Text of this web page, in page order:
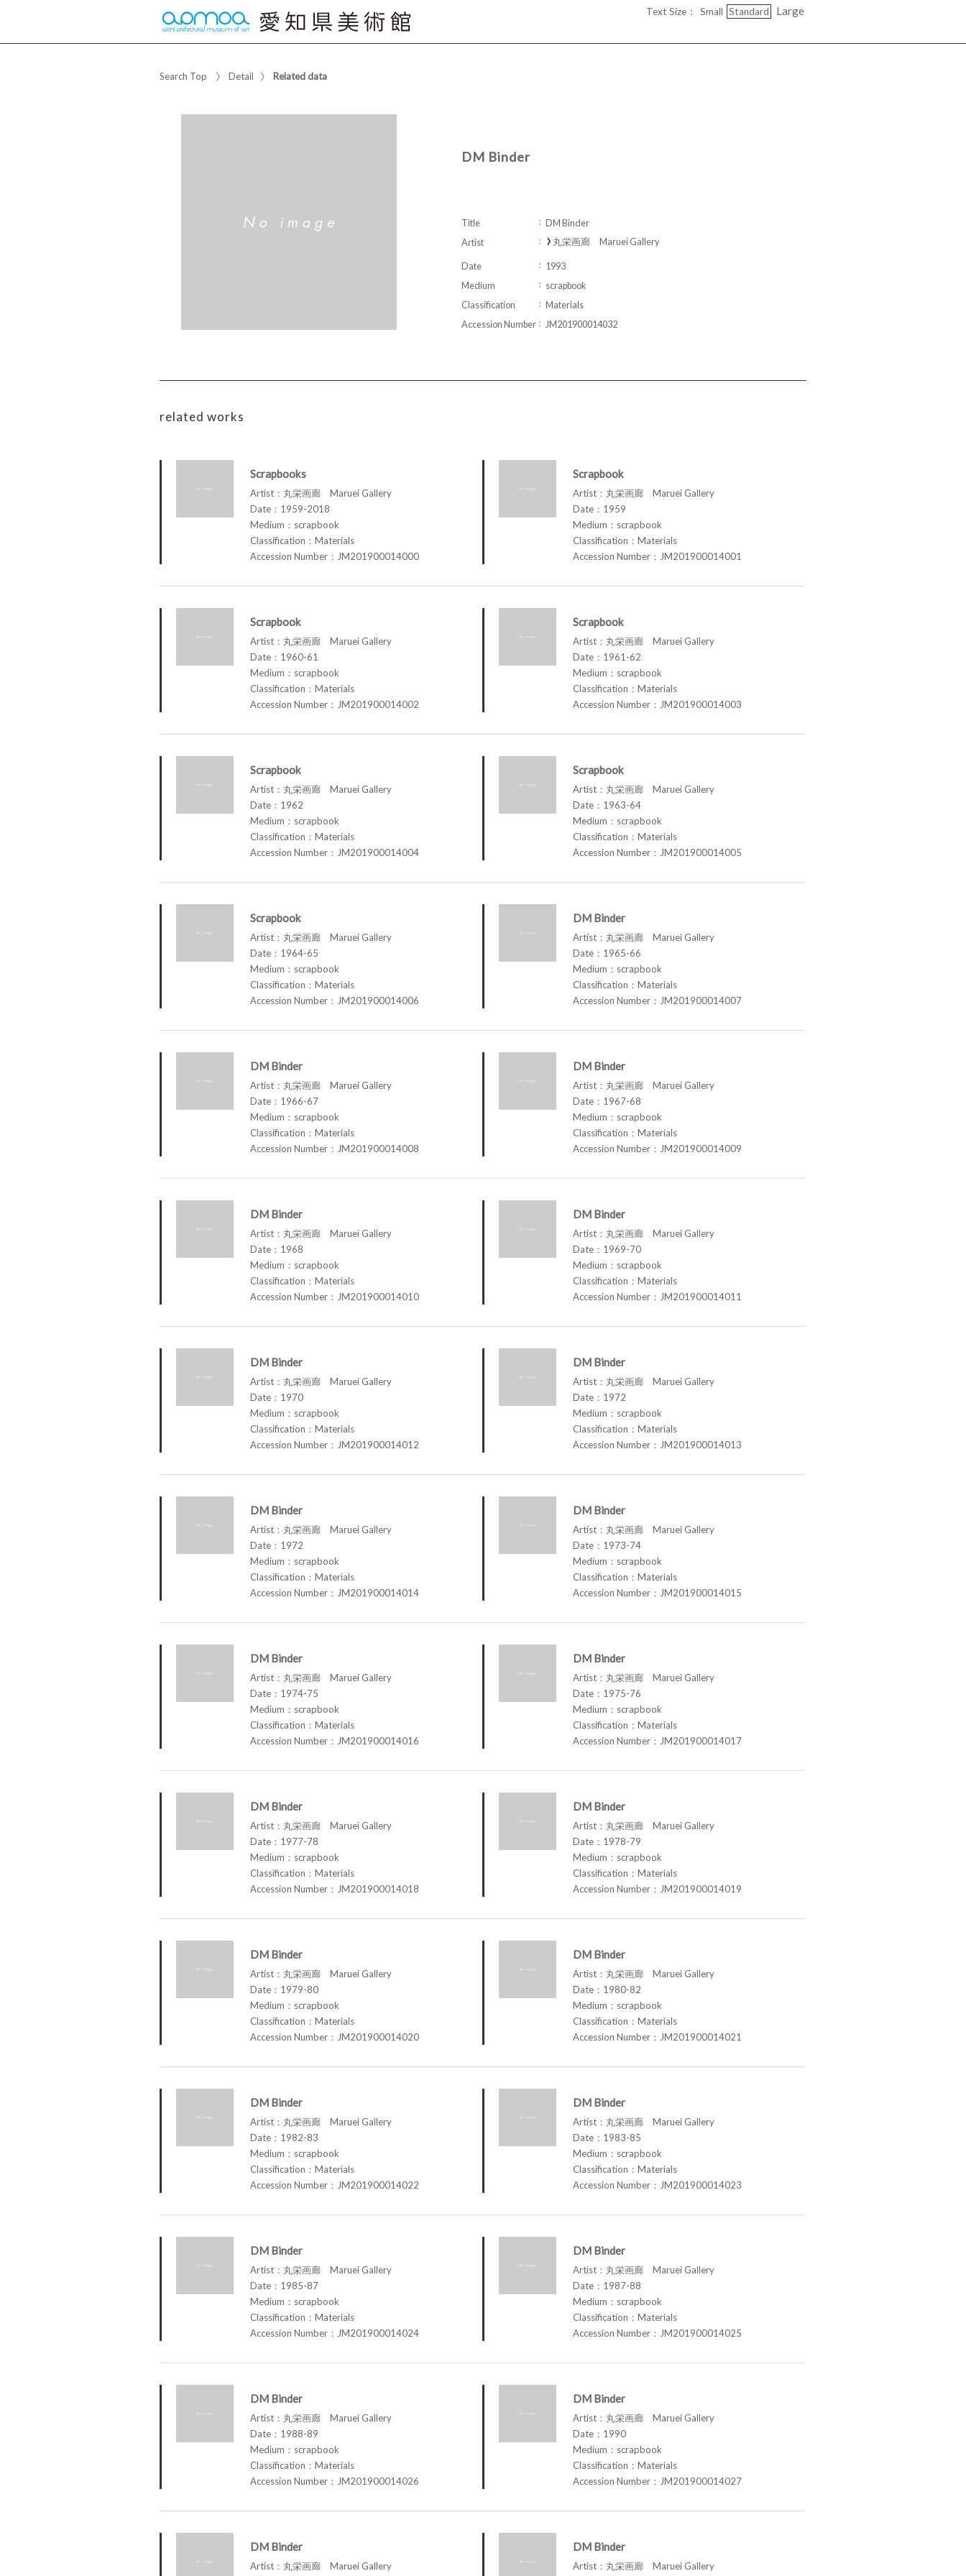
Text Size： Small Standard Large
Search Top Detail Related data
DM Binder
Title
DM Binder
Artist
丸栄画廊 Maruei Gallery
Date
1993
Medium
scrapbook
Classification
Materials
Accession Number
JM201900014032
related works
Scrapbooks
Artist：丸栄画廊 Maruei Gallery
Date：1959-2018
Medium：scrapbook
Classification：Materials
Accession Number：JM201900014000
Scrapbook
Artist：丸栄画廊 Maruei Gallery
Date：1959
Medium：scrapbook
Classification：Materials
Accession Number：JM201900014001
Scrapbook
Artist：丸栄画廊 Maruei Gallery
Date：1960-61
Medium：scrapbook
Classification：Materials
Accession Number：JM201900014002
Scrapbook
Artist：丸栄画廊 Maruei Gallery
Date：1961-62
Medium：scrapbook
Classification：Materials
Accession Number：JM201900014003
Scrapbook
Artist：丸栄画廊 Maruei Gallery
Date：1962
Medium：scrapbook
Classification：Materials
Accession Number：JM201900014004
Scrapbook
Artist：丸栄画廊 Maruei Gallery
Date：1963-64
Medium：scrapbook
Classification：Materials
Accession Number：JM201900014005
Scrapbook
Artist：丸栄画廊 Maruei Gallery
Date：1964-65
Medium：scrapbook
Classification：Materials
Accession Number：JM201900014006
DM Binder
Artist：丸栄画廊 Maruei Gallery
Date：1965-66
Medium：scrapbook
Classification：Materials
Accession Number：JM201900014007
DM Binder
Artist：丸栄画廊 Maruei Gallery
Date：1966-67
Medium：scrapbook
Classification：Materials
Accession Number：JM201900014008
DM Binder
Artist：丸栄画廊 Maruei Gallery
Date：1967-68
Medium：scrapbook
Classification：Materials
Accession Number：JM201900014009
DM Binder
Artist：丸栄画廊 Maruei Gallery
Date：1968
Medium：scrapbook
Classification：Materials
Accession Number：JM201900014010
DM Binder
Artist：丸栄画廊 Maruei Gallery
Date：1969-70
Medium：scrapbook
Classification：Materials
Accession Number：JM201900014011
DM Binder
Artist：丸栄画廊 Maruei Gallery
Date：1970
Medium：scrapbook
Classification：Materials
Accession Number：JM201900014012
DM Binder
Artist：丸栄画廊 Maruei Gallery
Date：1972
Medium：scrapbook
Classification：Materials
Accession Number：JM201900014013
DM Binder
Artist：丸栄画廊 Maruei Gallery
Date：1972
Medium：scrapbook
Classification：Materials
Accession Number：JM201900014014
DM Binder
Artist：丸栄画廊 Maruei Gallery
Date：1973-74
Medium：scrapbook
Classification：Materials
Accession Number：JM201900014015
DM Binder
Artist：丸栄画廊 Maruei Gallery
Date：1974-75
Medium：scrapbook
Classification：Materials
Accession Number：JM201900014016
DM Binder
Artist：丸栄画廊 Maruei Gallery
Date：1975-76
Medium：scrapbook
Classification：Materials
Accession Number：JM201900014017
DM Binder
Artist：丸栄画廊 Maruei Gallery
Date：1977-78
Medium：scrapbook
Classification：Materials
Accession Number：JM201900014018
DM Binder
Artist：丸栄画廊 Maruei Gallery
Date：1978-79
Medium：scrapbook
Classification：Materials
Accession Number：JM201900014019
DM Binder
Artist：丸栄画廊 Maruei Gallery
Date：1979-80
Medium：scrapbook
Classification：Materials
Accession Number：JM201900014020
DM Binder
Artist：丸栄画廊 Maruei Gallery
Date：1980-82
Medium：scrapbook
Classification：Materials
Accession Number：JM201900014021
DM Binder
Artist：丸栄画廊 Maruei Gallery
Date：1982-83
Medium：scrapbook
Classification：Materials
Accession Number：JM201900014022
DM Binder
Artist：丸栄画廊 Maruei Gallery
Date：1983-85
Medium：scrapbook
Classification：Materials
Accession Number：JM201900014023
DM Binder
Artist：丸栄画廊 Maruei Gallery
Date：1985-87
Medium：scrapbook
Classification：Materials
Accession Number：JM201900014024
DM Binder
Artist：丸栄画廊 Maruei Gallery
Date：1987-88
Medium：scrapbook
Classification：Materials
Accession Number：JM201900014025
DM Binder
Artist：丸栄画廊 Maruei Gallery
Date：1988-89
Medium：scrapbook
Classification：Materials
Accession Number：JM201900014026
DM Binder
Artist：丸栄画廊 Maruei Gallery
Date：1990
Medium：scrapbook
Classification：Materials
Accession Number：JM201900014027
DM Binder
Artist：丸栄画廊 Maruei Gallery
DM Binder
Artist：丸栄画廊 Maruei Gallery